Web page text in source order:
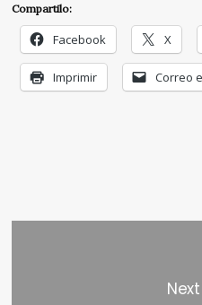
Compartilo:
Facebook X
Imprimir Correo